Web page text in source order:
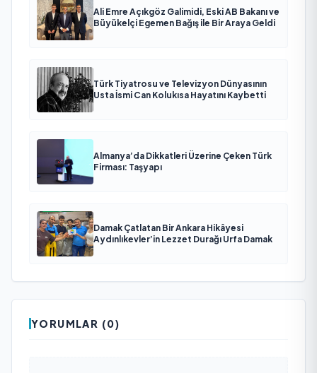
Ali Emre Açıkgöz Galimidi, Eski AB Bakanı ve
Büyükelçi Egemen Bağış ile Bir Araya Geldi
Türk Tiyatrosu ve Televizyon Dünyasının
Usta İsmi Can Kolukısa Hayatını Kaybetti
Almanya’da Dikkatleri Üzerine Çeken Türk
Firması: Taşyapı
Damak Çatlatan Bir Ankara Hikâyesi
Aydınlıkevler’in Lezzet Durağı Urfa Damak
YORUMLAR (0)